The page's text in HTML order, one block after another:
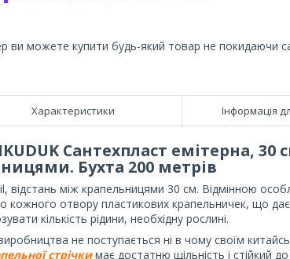
ви можете купити будь-який товар не покидаючи
Характеристики Інформація
Сантехпласт емітерна, 30
Бухта 200 метрів
відстань між крапельницями 30 см. Відмінною
кожного отвору пластикових крапельничек, що
кількість рідини, необхідну рослині.
не поступається ні в чому своїм
стрічки має достатню щільність і стійкий